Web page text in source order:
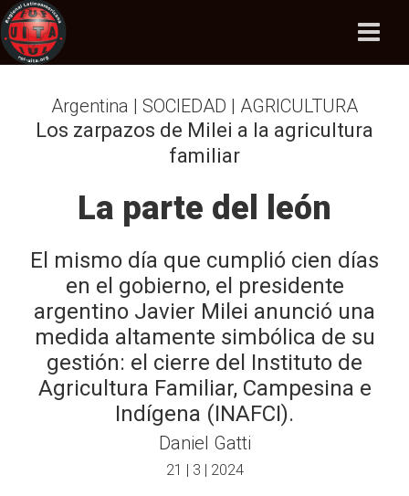
Argentina | SOCIEDAD | AGRICULTURA
Los zarpazos de Milei a la agricultura
familiar
La parte del león
El mismo día que cumplió cien días
en el gobierno, el presidente
argentino Javier Milei anunció una
medida altamente simbólica de su
gestión: el cierre del Instituto de
Agricultura Familiar, Campesina e
Indígena (INAFCI).
Daniel Gatti
21 | 3 | 2024